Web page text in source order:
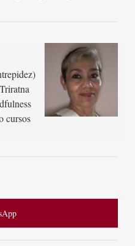
cursos